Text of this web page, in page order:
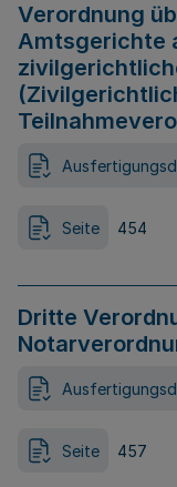
Verordnung
Amtsgerichte
Seite 454
Dritte
Seite 457